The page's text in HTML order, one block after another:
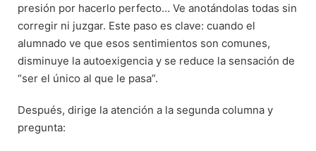
presión por hacerlo perfecto… Ve anotándolas todas sin
corregir ni juzgar. Este paso es clave: cuando el
alumnado ve que esos sentimientos son comunes,
disminuye la autoexigencia y se reduce la sensación de
“ser el único al que le pasa”.
Después, dirige la atención a la segunda columna y
pregunta: